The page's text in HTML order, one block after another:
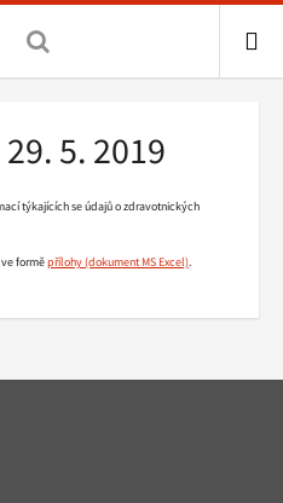
5. 2019
týkajících se údajů o zdravotnických
forměpřílohy .